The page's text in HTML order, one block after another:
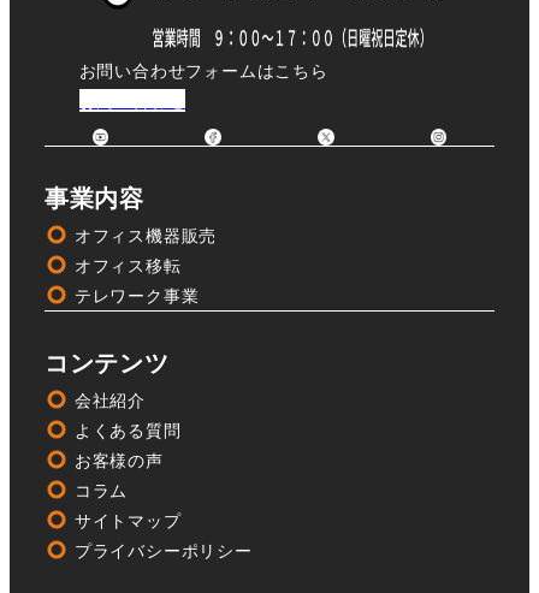
お問い合わせフォームはこちら
事業内容
オフィス機器販売
オフィス移転
テレワーク事業
コンテンツ
会社紹介
よくある質問
お客様の声
コラム
サイトマップ
プライバシーポリシー